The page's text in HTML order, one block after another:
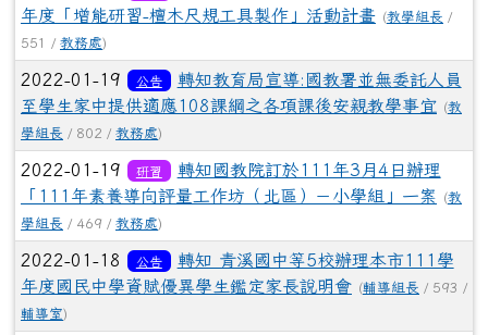
年度「增能研習-檀木尺規工具製作」活動計畫 (教學組長 /
551 / 教務處)
2022-01-19 公告
轉知教育局宣導:國教署並無委託人員
至學生家中提供適應108課綱之各項課後安親教學事宜 (教
學組長 / 802 / 教務處)
2022-01-19 研習
轉知國教院訂於111年3月4日辦理
「111年素養導向評量工作坊（北區）－小學組」一案
(教
學組長 / 469 / 教務處)
2022-01-18 公告
轉知 青溪國中等5校辦理本市111學
年度國民中學資賦優異學生鑑定家長說明會 (輔導組長 / 593 /
輔導室)